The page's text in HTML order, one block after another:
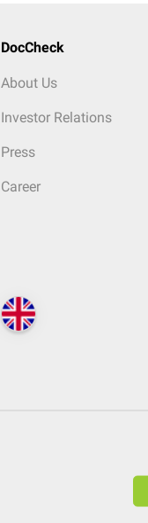
DocCheck
About Us
Investor Relations
Press
Career